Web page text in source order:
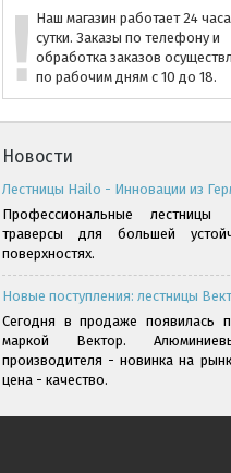
Наш магазин работает 24
сутки. Заказы по телефону и
обработка заказов
по рабочим дням с 10 до 18.
Новости
Лестницы Hailo - Инновации из
Профессиональные
траверсы для большей
поверхностях.
Новые поступления: лестницы
Сегодня в продаже появилась
маркой Вектор.
производителя - новинка на
цена - качество.